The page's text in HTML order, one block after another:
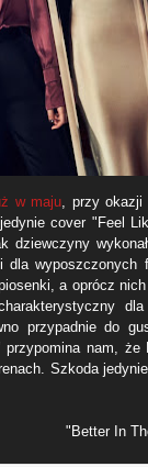
w maju, przy okazji
cover "Feel
dziewczyny
dla
a oprócz
przypadnie do
przypomina nam,
Szkoda
"Better In